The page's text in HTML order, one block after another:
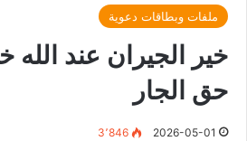
ملفات وبطاقات دعوية
خير الجيران عند الله
حق الجار
2026-05-01 3٬846